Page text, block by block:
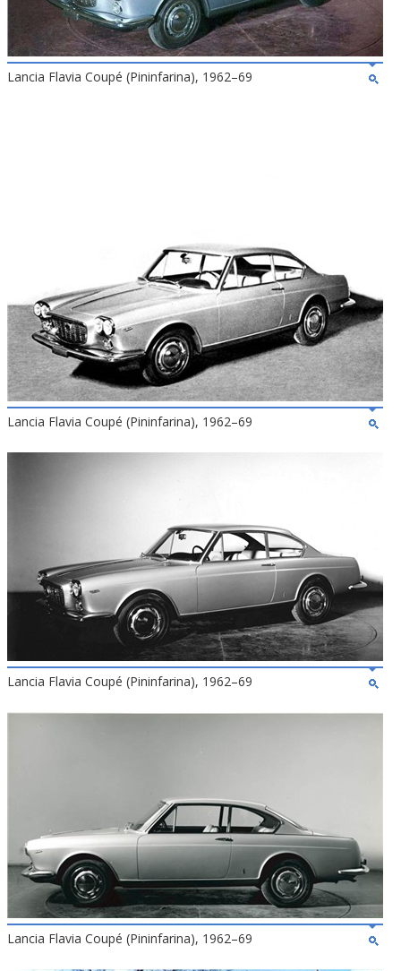
Lancia Flavia Coupé (Pininfarina), 1962–69
Lancia Flavia Coupé (Pininfarina), 1962–69
Lancia Flavia Coupé (Pininfarina), 1962–69
Lancia Flavia Coupé (Pininfarina), 1962–69